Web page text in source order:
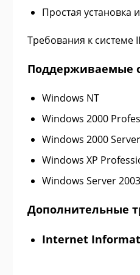
Простая установка
Требования к системе
Поддерживаемые
Windows NT
Windows 2000
Windows 2000 Server
Windows XP
Windows Server 2003
Дополнительные
Internet